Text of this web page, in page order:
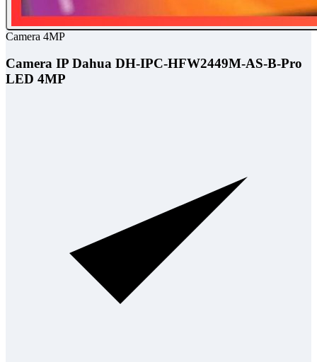
Camera 4MP
Camera IP Dahua DH-IPC-HFW2449M-AS-B-Pro
LED 4MP